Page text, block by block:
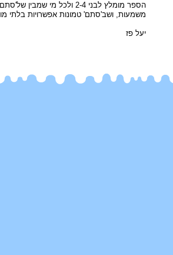
הספר מומלץ לבני 2-4 ולכל מי שמבין
משמעות, ושב'סתם' טמונות אפשרויות בלתי
יעל פז